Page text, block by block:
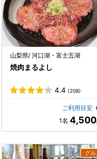
山梨県/ 河口湖・富士五湖
焼肉まるよし
4.4 (208)
ご利用目安
4,500